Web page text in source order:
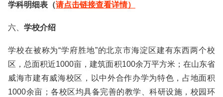
学科明细表（请点击链接查看详情）
六、 学校介绍
学校在被称为“学府胜地”的北京市海淀区建有东西两个校
区，总面积近1000亩，建筑面积100余万平方米；在山东省
威海市建有威海校区，以中外合作办学为特色，占地面积
1000余亩；各校区均具备完善的教学、科研设施，校园环